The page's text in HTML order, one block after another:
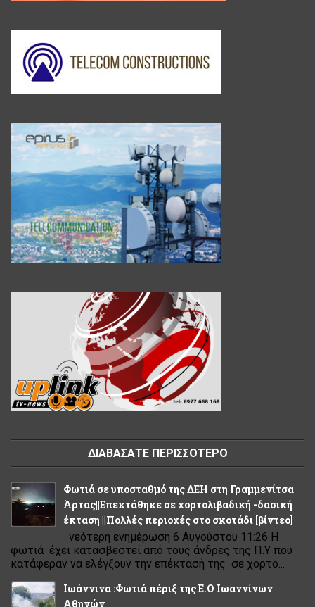
ΔΙΑΒΑΣΑΤΕ ΠΕΡΙΣΣΟΤΕΡΟ
Φωτιά σε υποσταθμό της ΔΕΗ στη Γραμμενίτσα
Άρτας||Επεκτάθηκε σε χορτολιβαδική -δασική
έκταση ||Πολλές περιοχές στο σκοτάδι [βίντεο]
νεότερη ενημέρωση 6 Αυγούστου 11:26 Η
φωτιά έχει κατασβεστεί από τους άνδρες της Π.Υ που
κατάφεραν να ελέγξουν την επέκτασή της σε χορτο...
Ιωάννινα :Φωτιά πέριξ της Ε.Ο Ιωαννίνων
Αθηνών